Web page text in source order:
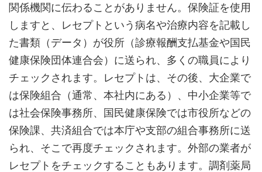
関係機関に伝わることがありません。保険証を使用
しますと、レセプトという病名や治療内容を記載し
た書類（データ）が役所（診療報酬支払基金や国民
健康保険団体連合会）に送られ、多くの職員により
チェックされます。レセプトは、その後、大企業で
は保険組合（通常、本社内にある）、中小企業等で
は社会保険事務所、国民健康保険では市役所などの
保険課、共済組合では本庁や支部の組合事務所に送
られ、そこで再度チェックされます。外部の業者が
レセプトをチェックすることもあります。調剤薬局